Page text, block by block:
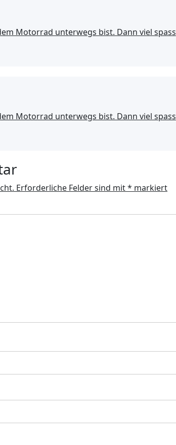
Motorrad unterwegs bist. Dann viel spass
Motorrad unterwegs bist. Dann viel spass
Erforderliche Felder sind mit* markiert